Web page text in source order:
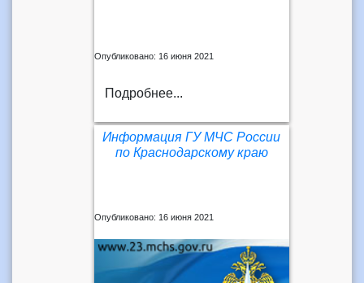
Опубликовано: 16 июня 2021
Подробнее...
Информация ГУ МЧС России
по Краснодарскому краю
Опубликовано: 16 июня 2021